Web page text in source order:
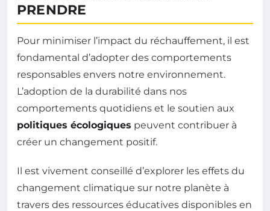
PRENDRE
Pour minimiser l’impact du réchauffement, il est
fondamental d’adopter des comportements
responsables envers notre environnement.
L’adoption de la durabilité dans nos
comportements quotidiens et le soutien aux
politiques écologiques peuvent contribuer à
créer un changement positif.
Il est vivement conseillé d’explorer les effets du
changement climatique sur notre planète à
travers des ressources éducatives disponibles en